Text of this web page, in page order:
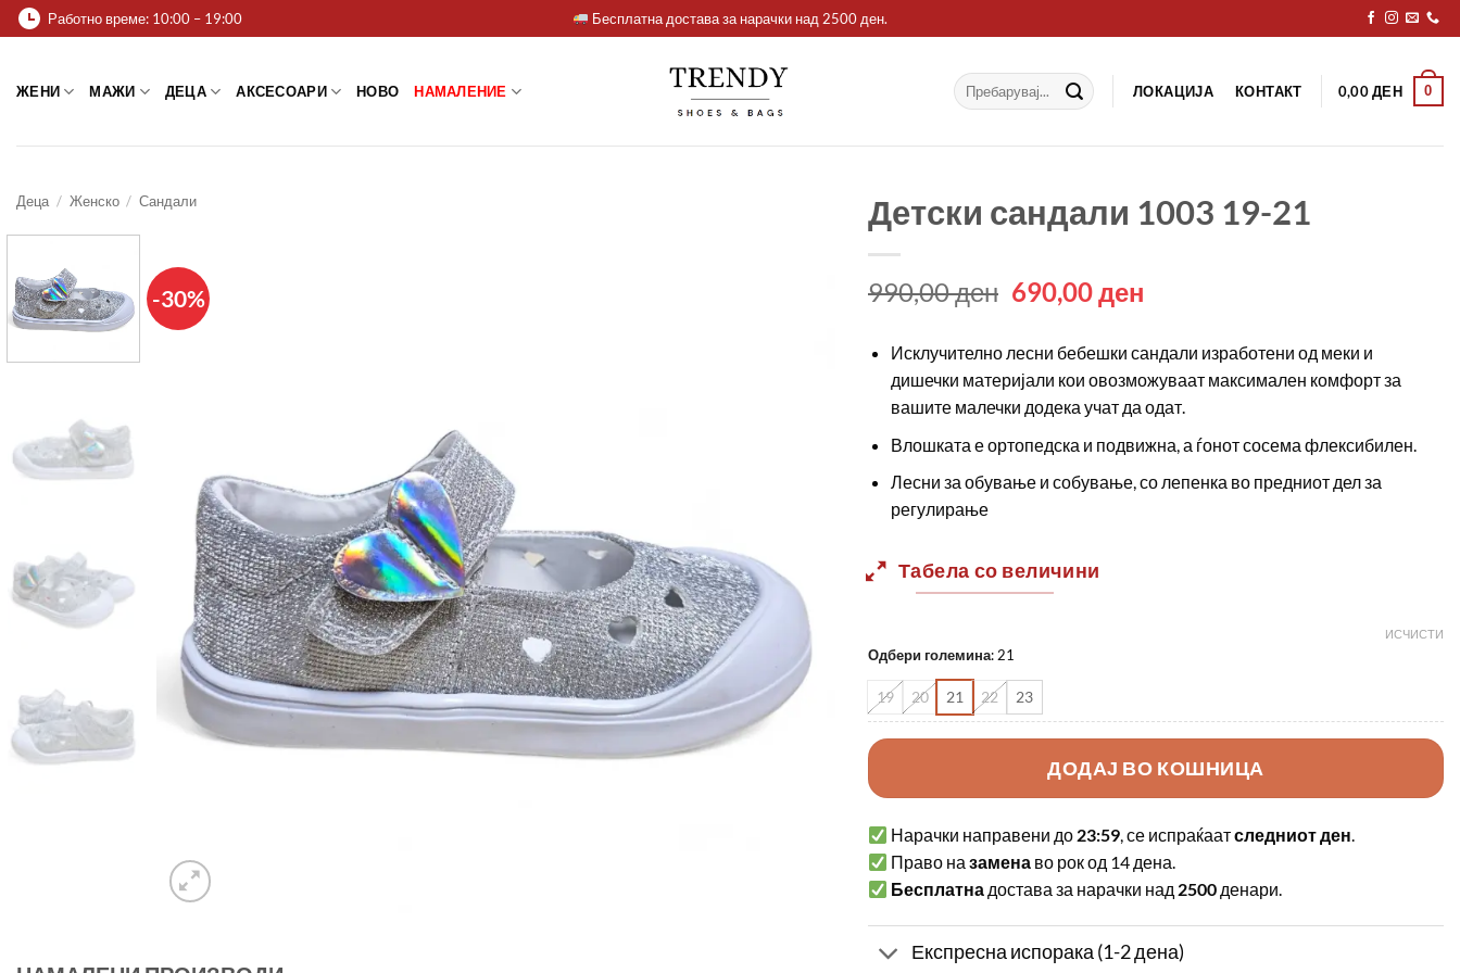
Skip
to
Работно време: 10:00 – 19:00 Бесплатна достава за нарачки над 2500 ден.
ЖЕНИ МАЖИ ДЕЦА АКСЕСОАРИ НОВО НАМАЛЕНИЕ
Барај
за:
ЛОКАЦИЈА КОНТАКТ 0,00ДЕН 0
Деца / Женско / Сандали
-30%
Детски сандали 1003 19-21
990,00ден Original
price
was:
990,00 ден.
690,00ден
is:
690,00 ден.
Исклучително лесни бебешки сандали изработени од меки и
дишечки материјали кои овозможуваат максимален комфорт за
вашите малечки додека учат да одат.
Влошката е ортопедска и подвижна, а ѓонот сосема флексибилен.
Лесни за обување и собување, со лепенка во предниот дел за
регулирање
Табела со величини
Одбери големина: 21
19 20 21 22 23
ИСЧИСТИ
ДОДАЈ ВО КОШНИЦА
Нарачки направени до 23:59, се испраќаатследниот ден.
Право назамена во рок од 14 дена.
Бесплатна достава за нарачки над 2500 денари.
Експресна испорака (1-2 дена)